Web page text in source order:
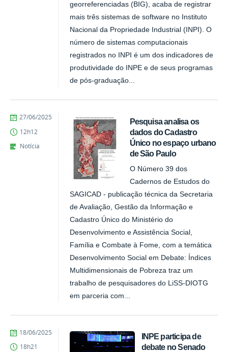
georreferenciadas (BIG), acaba de registrar
mais três sistemas de software no Instituto
Nacional da Propriedade Industrial (INPI). O
número de sistemas computacionais
registrados no INPI é um dos indicadores de
produtividade do INPE e de seus programas
de pós-graduação...
Pesquisa analisa os
dados do Cadastro
Único no espaço urbano
de São Paulo
O Número 39 dos
Cadernos de Estudos do
SAGICAD - publicação técnica da Secretaria
de Avaliação, Gestão da Informação e
Cadastro Único do Ministério do
Desenvolvimento e Assistência Social,
Família e Combate à Fome, com a temática
Desenvolvimento Social em Debate: Índices
Multidimensionais de Pobreza traz um
trabalho de pesquisadores do LiSS-DIOTG
em parceria com...
publicado
27/06/2025
12h12
Notícia
INPE participa de
debate no Senado
publicado
18/06/2025
18h21